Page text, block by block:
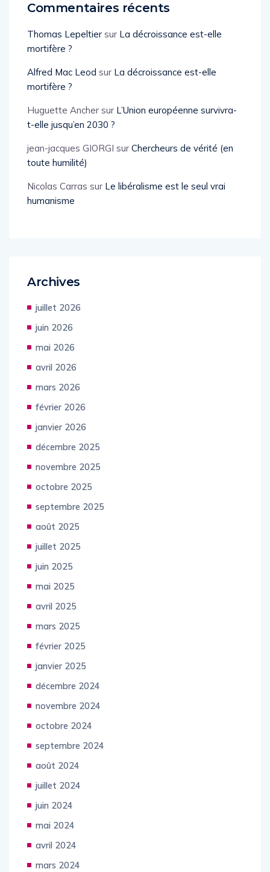
Commentaires récents
Thomas Lepeltier sur La décroissance est-elle
mortifère ?
Alfred Mac Leod sur La décroissance est-elle
mortifère ?
Huguette Ancher sur L’Union européenne survivra-
t-elle jusqu’en 2030 ?
jean-jacques GIORGI sur Chercheurs de vérité (en
toute humilité)
Nicolas Carras sur Le libéralisme est le seul vrai
humanisme
Archives
juillet 2026
juin 2026
mai 2026
avril 2026
mars 2026
février 2026
janvier 2026
décembre 2025
novembre 2025
octobre 2025
septembre 2025
août 2025
juillet 2025
juin 2025
mai 2025
avril 2025
mars 2025
février 2025
janvier 2025
décembre 2024
novembre 2024
octobre 2024
septembre 2024
août 2024
juillet 2024
juin 2024
mai 2024
avril 2024
mars 2024